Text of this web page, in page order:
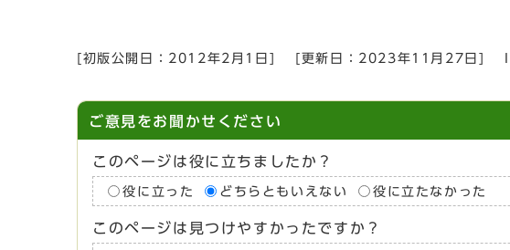
[初版公開日： 2012年2月1日 ] [更新日： 2023年11月27日 ]
ご意見をお聞かせください
このページは役に立ちましたか？
役に立った どちらともいえない 役に立たなかった
このページは見つけやすかったですか？